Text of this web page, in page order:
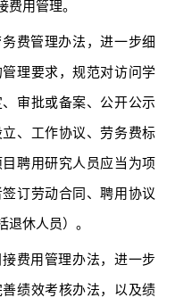
费用管理。
费管理办法，进一步细
理要求，规范对访问学
审批或备案、公开公示
、工作协议、劳务费标
聘用研究人员应当为项
订劳动合同、聘用协议
休人员）。
费用管理办法，进一步
绩效考核办法，以及绩